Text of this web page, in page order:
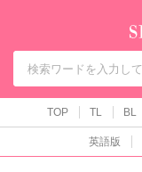
TOP TL BL
英語版